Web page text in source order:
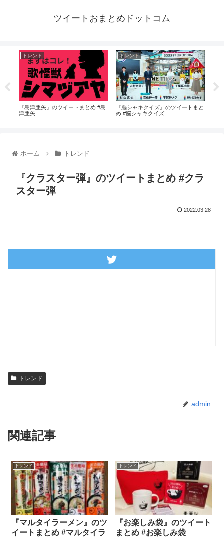
ツイートおまとめドットコム
トレンド
『島津亜矢』のツイートまとめ #島
津亜矢
トレンド
『脳シャキクイズ』のツイートまと
め #脳シャキクイズ
ホーム トレンド
『クラスター弾』のツイートまとめ #クラ
スター弾
2022.03.28
トレンド
admin
関連記事
トレンド
『マルタイラーメン』のツ
イートまとめ #マルタイラ
トレンド
『お楽しみ袋』のツイート
まとめ #お楽しみ袋